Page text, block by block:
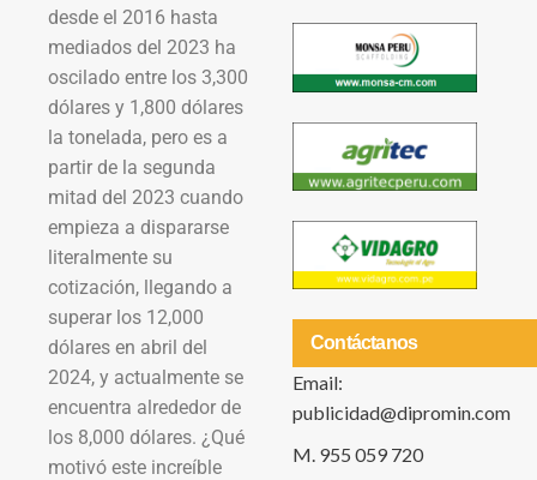
desde el 2016 hasta
mediados del 2023 ha
oscilado entre los 3,300
dólares y 1,800 dólares
la tonelada, pero es a
partir de la segunda
mitad del 2023 cuando
empieza a dispararse
literalmente su
cotización, llegando a
superar los 12,000
dólares en abril del
2024, y actualmente se
encuentra alrededor de
los 8,000 dólares. ¿Qué
motivó este increíble
Contáctanos
Email:
publicidad@dipromin.com
M. 955 059 720